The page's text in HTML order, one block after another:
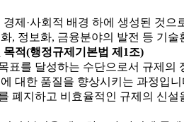
제·사회적 배경 하에 생성된 것
, 정보화, 금융분야의 발전 등 기
적(행정규제기본법 제1조)
표를 달성하는 수단으로서 규제
대한 품질을 향상시키는 과정입니
폐지하고 비효율적인 규제의 신